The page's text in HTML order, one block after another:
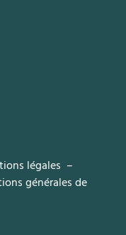
légales –
générales de